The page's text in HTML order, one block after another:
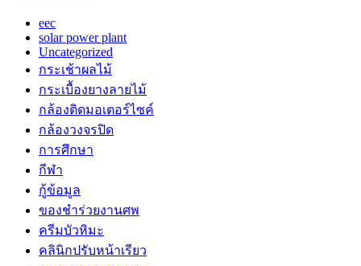
eec
solar power plant
Uncategorized
กระเช้าผลไม้
กระเบื้องยางลายไม้
กล้องติดมอเตอร์ไซค์
กล้องวงจรปิด
การศึกษา
กีฬา
กู้ข้อมูล
ของชำร่วยงานศพ
ครีมบัวหิมะ
คลินิกปรับหน้าเรียว